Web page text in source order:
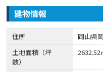
建物情報
住所
岡山県
土地面積（坪
数）
2632.52